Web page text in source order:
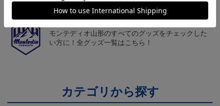
モンテディオ山形のすべてのグッズをチェックした
い方に！全グッズ一覧はこちら！
カテゴリから探す